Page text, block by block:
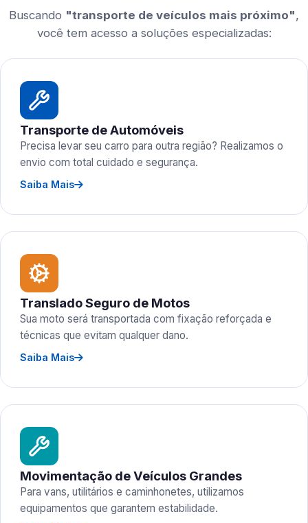
Buscando "transporte de veículos mais próximo",
você tem acesso a soluções especializadas:
Transporte de Automóveis
Precisa levar seu carro para outra região? Realizamos o
envio com total cuidado e segurança.
Saiba Mais
Translado Seguro de Motos
Sua moto será transportada com fixação reforçada e
técnicas que evitam qualquer dano.
Saiba Mais
Movimentação de Veículos Grandes
Para vans, utilitários e caminhonetes, utilizamos
equipamentos que garantem estabilidade.